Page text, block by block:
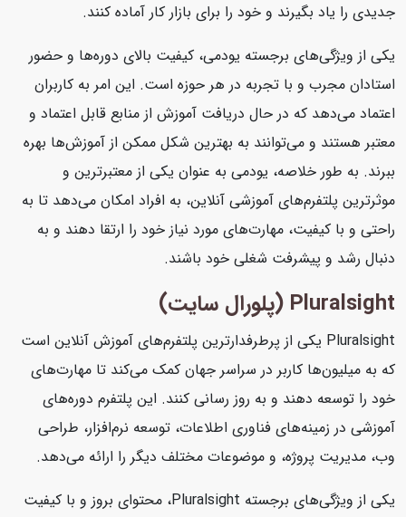
جدیدی را یاد بگیرند و خود را برای بازار کار آماده کنند.
یکی از ویژگی‌های برجسته یودمی، کیفیت بالای دوره‌ها و حضور
استادان مجرب و با تجربه در هر حوزه است. این امر به کاربران
اعتماد می‌دهد که در حال دریافت آموزش از منابع قابل اعتماد و
معتبر هستند و می‌توانند به بهترین شکل ممکن از آموزش‌ها بهره
ببرند. به طور خلاصه، یودمی به عنوان یکی از معتبرترین و
موثرترین پلتفرم‌های آموزشی آنلاین، به افراد امکان می‌دهد تا به
راحتی و با کیفیت، مهارت‌های مورد نیاز خود را ارتقا دهند و به
دنبال رشد و پیشرفت شغلی خود باشند.
Pluralsight (پلورال سایت)
Pluralsight یکی از پرطرفدارترین پلتفرم‌های آموزش آنلاین است
که به میلیون‌ها کاربر در سراسر جهان کمک می‌کند تا مهارت‌های
خود را توسعه دهند و به روز رسانی کنند. این پلتفرم دوره‌های
آموزشی در زمینه‌های فناوری اطلاعات، توسعه نرم‌افزار، طراحی
وب، مدیریت پروژه، و موضوعات مختلف دیگر را ارائه می‌دهد.
یکی از ویژگی‌های برجسته Pluralsight، محتوای بروز و با کیفیت